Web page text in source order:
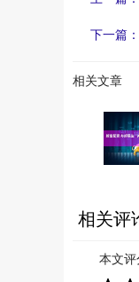
下一篇：
相关文章
相关评
本文